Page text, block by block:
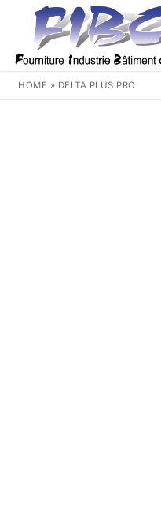
contenu
HOME » DELTA PLUS PRO